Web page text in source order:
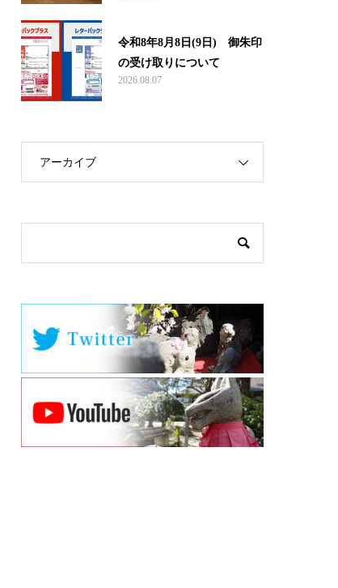
令和8年8月8日(9日) 御朱印
の受け取りについて
2026.08.07
アーカイブ